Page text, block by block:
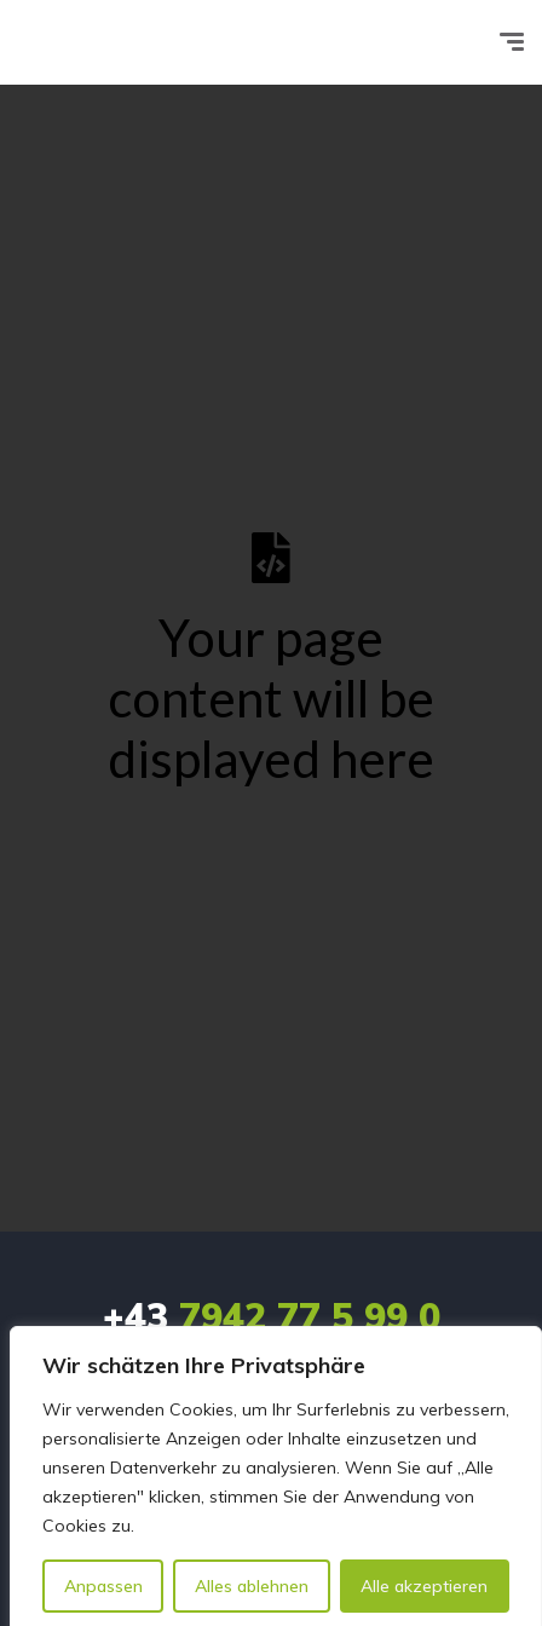
Wir schätzen Ihre Privatsphäre
Wir verwenden Cookies, um Ihr Surferlebnis zu verbessern,
personalisierte Anzeigen oder Inhalte einzusetzen und
unseren Datenverkehr zu analysieren. Wenn Sie auf „Alle
akzeptieren" klicken, stimmen Sie der Anwendung von
Cookies zu.
Anpassen Alles ablehnen Alle akzeptieren
Your page
content will be
displayed here
+437942 77 5 99 0
office@es-motors.at
Linzer Straße 83
4240 Freistadt
Lagerfahrzeuge